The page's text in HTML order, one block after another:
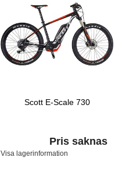
Scott E-Scale 730
Pris saknas
Visa lagerinformation